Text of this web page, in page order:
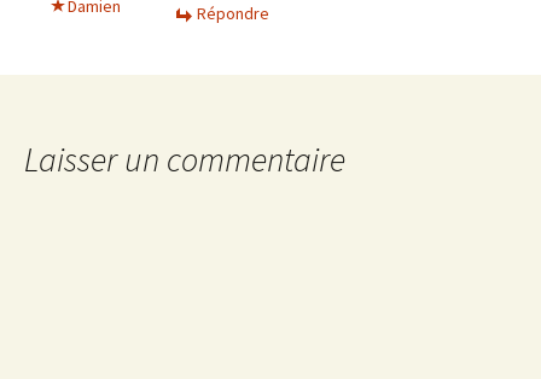
Damien Répondre
Laisser un commentaire